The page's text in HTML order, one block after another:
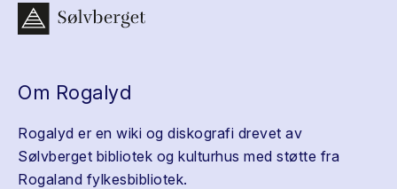
Om Rogalyd
Rogalyd er en wiki og diskografi drevet av
Sølvberget bibliotek og kulturhus med støtte fra
Rogaland fylkesbibliotek.